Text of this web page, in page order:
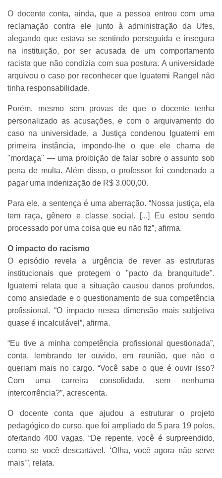
O docente conta, ainda, que a pessoa entrou com uma
reclamação contra ele junto à administração da Ufes,
alegando que estava se sentindo perseguida e insegura
na instituição, por ser acusada de um comportamento
racista que não condizia com sua postura. A universidade
arquivou o caso por reconhecer que Iguatemi Rangel não
tinha responsabilidade.
Porém, mesmo sem provas de que o docente tenha
personalizado as acusações, e com o arquivamento do
caso na universidade, a Justiça condenou Iguatemi em
primeira instância, impondo-lhe o que ele chama de
"mordaça" — uma proibição de falar sobre o assunto sob
pena de multa. Além disso, o professor foi condenado a
pagar uma indenização de R$ 3.000,00.
Para ele, a sentença é uma aberração. “Nossa justiça, ela
tem raça, gênero e classe social. [...] Eu estou sendo
processado por uma coisa que eu não fiz”, afirma.
O impacto do racismo
O episódio revela a urgência de rever as estruturas
institucionais que protegem o "pacto da branquitude".
Iguatemi relata que a situação causou danos profundos,
como ansiedade e o questionamento de sua competência
profissional. “O impacto nessa dimensão mais subjetiva
quase é incalculável”, afirma.
“Eu tive a minha competência profissional questionada”,
conta, lembrando ter ouvido, em reunião, que não o
queriam mais no cargo. “Você sabe o que é ouvir isso?
Com uma carreira consolidada, sem nenhuma
intercorrência?”, acrescenta.
O docente conta que ajudou a estruturar o projeto
pedagógico do curso, que foi ampliado de 5 para 19 polos,
ofertando 400 vagas. “De repente, você é surpreendido,
como se você descartável. ‘Olha, você agora não serve
mais’”, relata.